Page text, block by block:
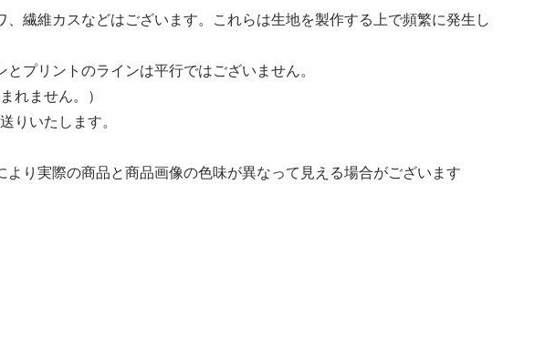
繊維カスなどはございます。これらは生地を製作する上で頻繁に発生し
プリントのラインは平行ではございません。
れません。）
りいたします。
り実際の商品と商品画像の色味が異なって見える場合がございます